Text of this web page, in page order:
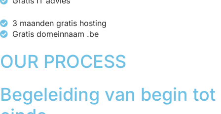
3 maanden gratis hosting
Gratis domeinnaam .be
OUR PROCESS
Begeleiding van begin tot